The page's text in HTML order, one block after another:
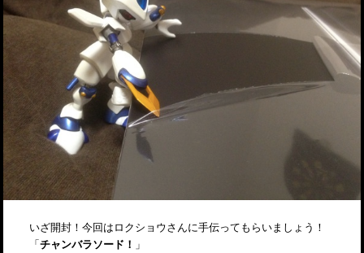
いざ開封！今回はロクショウさんに手伝ってもらいましょう！
「チャンバラソード！ 」